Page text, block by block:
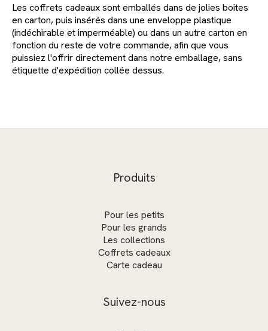
Les coffrets cadeaux sont emballés dans de jolies boites
en carton, puis insérés dans une enveloppe plastique
(indéchirable et imperméable) ou dans un autre carton en
fonction du reste de votre commande, afin que vous
puissiez l'offrir directement dans notre emballage, sans
étiquette d'expédition collée dessus.
Produits
Pour les petits
Pour les grands
Les collections
Coffrets cadeaux
Carte cadeau
Suivez-nous